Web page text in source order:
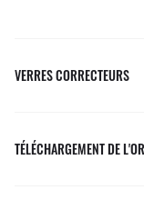
VERRES CORRECTEURS
TÉLÉCHARGEMENT DE